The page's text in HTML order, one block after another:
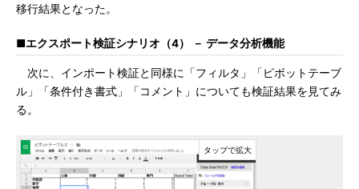
移行結果となった。
■エクスポート検証シナリオ（4） － データ分析機能
次に、インポート検証と同様に「フィルタ」「ピボットテーブ
ル」「条件付き書式」「コメント」についても検証結果を見てみ
る。